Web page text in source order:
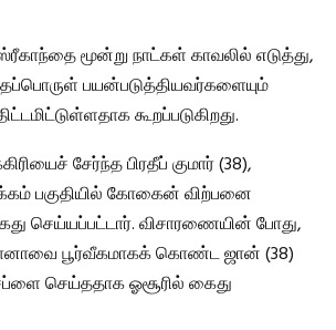
மூன்று நாட்கள் காவலில் எடுத்து,
பயன்படுத்தியவர்களையும்
கூறப்படுகிறது.
சேர்ந்த பிரதீப் குமார் (38),
பகுதியில் கோகைன் விற்பனை
செய்யப்பட்டார். விசாரணையின் போது,
பூர்வீகமாகக் கொண்ட ஜான் (38)
செய்ததாக ஓசூரில் கைது